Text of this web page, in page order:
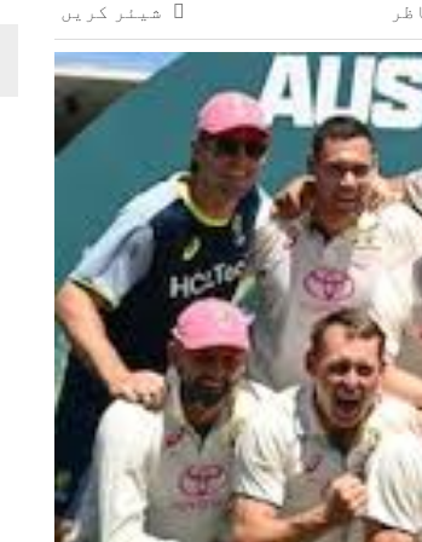
سے بھرے 11 مزدا ٹرک ضبط
کاروباری گروپ کی ملکیت کا انکشاف
شیئر کریں